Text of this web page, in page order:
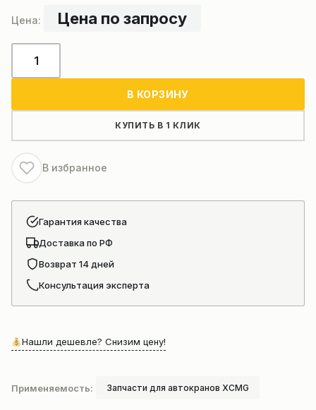
Цена по запросу
товара
крана
В КОРЗИНУ
КУПИТЬ В 1 КЛИК
В избранное
Гарантия качества
Доставка по РФ
Возврат 14 дней
Консультация эксперта
Нашли дешевле? Снизим цену!
Применяемость: Запчасти для автокранов XCMG